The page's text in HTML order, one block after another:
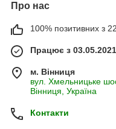
Про нас
100% позитивних з
Працює з 03.05.2021
м. Вінниця
вул. Хмельницьке
Вінниця, Україна
Контакти